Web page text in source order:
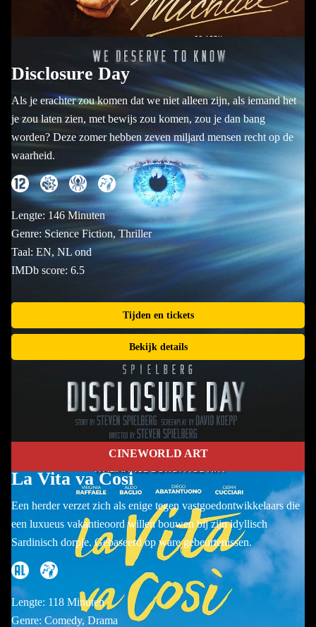
Disclosure Day
Als je erachter zou komen dat we niet alleen zijn, als iemand het
je zou laten zien, met bewijs zou komen, zou je dan bang
worden? Deze zomer hebben zeven miljard mensen recht op de
waarheid.
Lengte: 146 Minuten
Genre: Science Fiction, Thriller
Taal: EN, NL ond
IMDb score: 6.5
Tijden en tickets
Bekijk details
CINEWORLD ART
La Vita va Cosi
Een herder verzet zich als enige tegen vastgoedontwikkelaars die
een luxueus vakantieoord willen bouwen bij zijn idyllisch
Sardinisch dorpje. Gebaseerd op ware gebeurtenissen.
Lengte: 118 Minuten
Genre: Comedy, Drama